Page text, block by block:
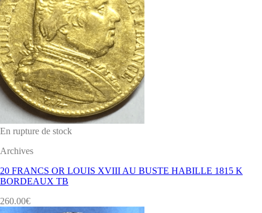
En rupture de stock
Archives
20 FRANCS OR LOUIS XVIII AU BUSTE HABILLE 1815 K
BORDEAUX TB
260.00€